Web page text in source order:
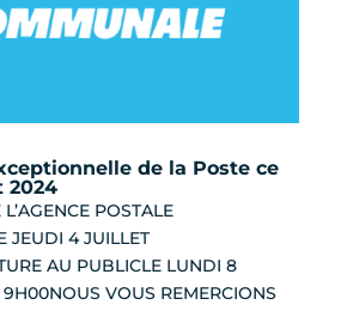
de la Poste ce
2024
POSTALE
JEUDI 4 JUILLET
AU PUBLICLE LUNDI 8
VOUS REMERCIONS